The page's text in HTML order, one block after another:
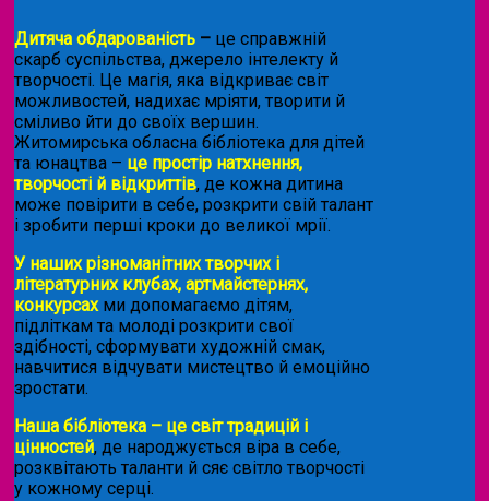
Дитяча обдарованість – це справжній
скарб суспільства, джерело інтелекту й
творчості. Це магія, яка відкриває світ
можливостей, надихає мріяти, творити й
сміливо йти до своїх вершин.
Житомирська обласна бібліотека для дітей
та юнацтва – це простір натхнення,
творчості й відкриттів, де кожна дитина
може повірити в себе, розкрити свій талант
і зробити перші кроки до великої мрії.
У наших різноманітних творчих і
літературних клубах, артмайстернях,
конкурсахми допомагаємо дітям,
підліткам та молоді розкрити свої
здібності, сформувати художній смак,
навчитися відчувати мистецтво й емоційно
зростати.
Наша бібліотека – це світ традицій і
цінностей, де народжується віра в себе,
розквітають таланти й сяє світло творчості
у кожному серці.